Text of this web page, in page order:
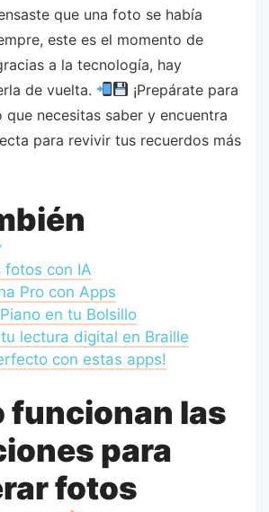
que una foto se había
este es el momento de
a la tecnología, hay
de vuelta.
¡Prepárate para
necesitas saber y encuentra
para revivir tus recuerdos más
fotos con IA
Pro con Apps
en tu Bolsillo
lectura digital en Braille
con estas apps!
funcionan las
para
fotos